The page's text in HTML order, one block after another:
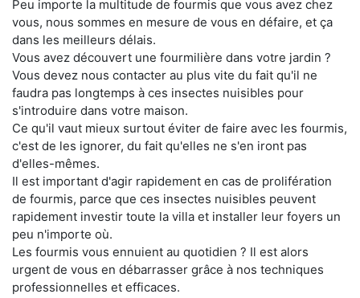
Peu importe la multitude de fourmis que vous avez chez
vous, nous sommes en mesure de vous en défaire, et ça
dans les meilleurs délais.
Vous avez découvert une fourmilière dans votre jardin ?
Vous devez nous contacter au plus vite du fait qu'il ne
faudra pas longtemps à ces insectes nuisibles pour
s'introduire dans votre maison.
Ce qu'il vaut mieux surtout éviter de faire avec les fourmis,
c'est de les ignorer, du fait qu'elles ne s'en iront pas
d'elles-mêmes.
Il est important d'agir rapidement en cas de prolifération
de fourmis, parce que ces insectes nuisibles peuvent
rapidement investir toute la villa et installer leur foyers un
peu n'importe où.
Les fourmis vous ennuient au quotidien ? Il est alors
urgent de vous en débarrasser grâce à nos techniques
professionnelles et efficaces.